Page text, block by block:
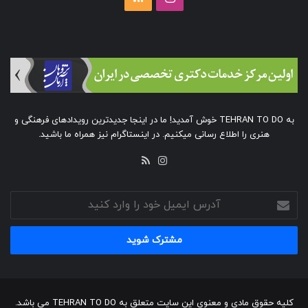
به TEHRAN TO DO خوش آمدید! ما در اینجا جدیدترین رویدادهای فرهنگی و
هنری را اطلاع رسانی میکنیم. در اینستاگرام نیز همراه ما باشید.
اینستاگرام
آدرس
ایمیل
خود
وارد
کلیه حقوق مادی و معنوی این سایت متعلق به TEHRAN TO DO می باشد.